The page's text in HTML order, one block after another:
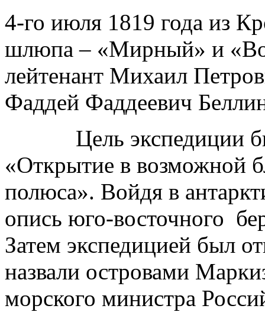
4-го июля 1819 года из
шлюпа – «Мирный» и
лейтенант Михаил
Фаддей Фаддеевич
Цель экспедиции
«Открытие в возможной
полюса». Войдя в
опись юго-восточного
Затем экспедицией был
назвали островами
морского министра